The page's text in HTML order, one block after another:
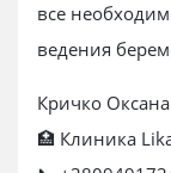
все
ведения
Кричко
🏥 Клиника